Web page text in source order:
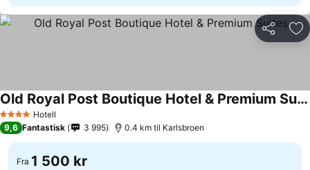
Del
4 StjernerHotell
Old Royal Post Boutique Hotel & Premium Suites
Se priser
9,6 Fantastisk 3 995 0.4 km til Karlsbroen
Fra 1 500 kr